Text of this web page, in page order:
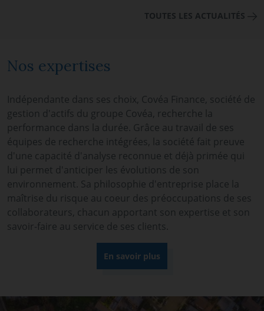
TOUTES LES ACTUALITÉS
Nos expertises
Indépendante dans ses choix, Covéa Finance, société de
gestion d'actifs du groupe Covéa, recherche la
performance dans la durée. Grâce au travail de ses
équipes de recherche intégrées, la société fait preuve
d'une capacité d'analyse reconnue et déjà primée qui
lui permet d'anticiper les évolutions de son
environnement. Sa philosophie d'entreprise place la
maîtrise du risque au coeur des préoccupations de ses
collaborateurs, chacun apportant son expertise et son
savoir-faire au service de ses clients.
En savoir plus